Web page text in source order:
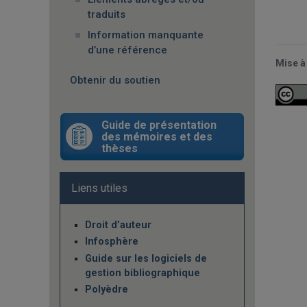
traduits
Information manquante
d’une référence
Obtenir du soutien
Guide de présentation
des mémoires et des
thèses
Liens utiles
Droit d’auteur
Infosphère
Guide sur les logiciels de
gestion bibliographique
Polyèdre
Mise